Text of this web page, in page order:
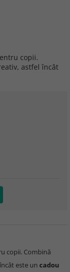
copii.
astfel încât
copii. Combină
este un cadou